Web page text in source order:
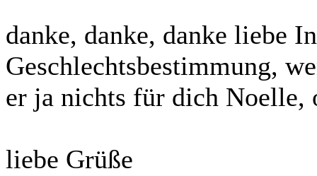
danke, danke, danke liebe
Geschlechtsbestimmung,
er ja nichts für dich Noelle,
liebe Grüße